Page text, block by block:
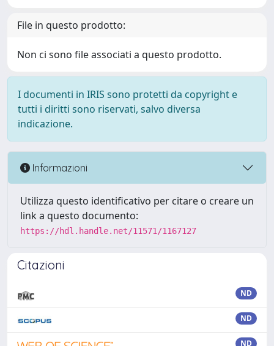
File in questo prodotto:
Non ci sono file associati a questo prodotto.
I documenti in IRIS sono protetti da copyright e
tutti i diritti sono riservati, salvo diversa
indicazione.
Informazioni
Utilizza questo identificativo per citare o creare un
link a questo documento:
https://hdl.handle.net/11571/1167127
Citazioni
ND
ND
ND